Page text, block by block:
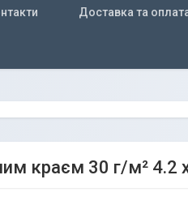
Доставка та
краєм 30 г/м² 4.2